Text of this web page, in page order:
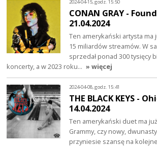
2024-04-15, godz. 15:50
CONAN GRAY -
21.04.2024
Ten amerykański artysta ma
15 miliardów streamów. W
sprzedał ponad 300 tysięcy
koncerty, a w 2023 roku… » więcej
2024-04-08, godz. 15:41
THE BLACK KEYS -
14.04.2024
Ten amerykański duet ma
Grammy, czy nowy,
przyniesie szansę na